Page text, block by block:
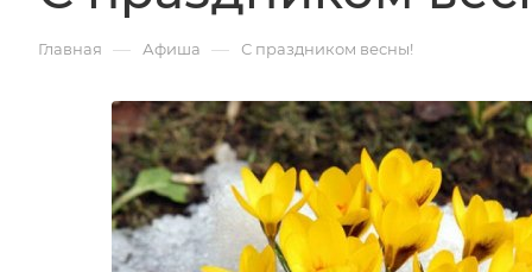
Главная — Афиша — С праздником весны!